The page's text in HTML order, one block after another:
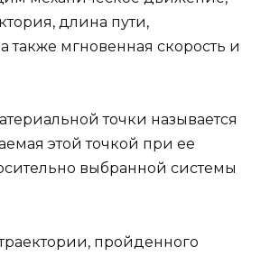
длина пути,
также мгновенная скорость и
точки называется
этой точкой при ее
выбранной системы
пройденного